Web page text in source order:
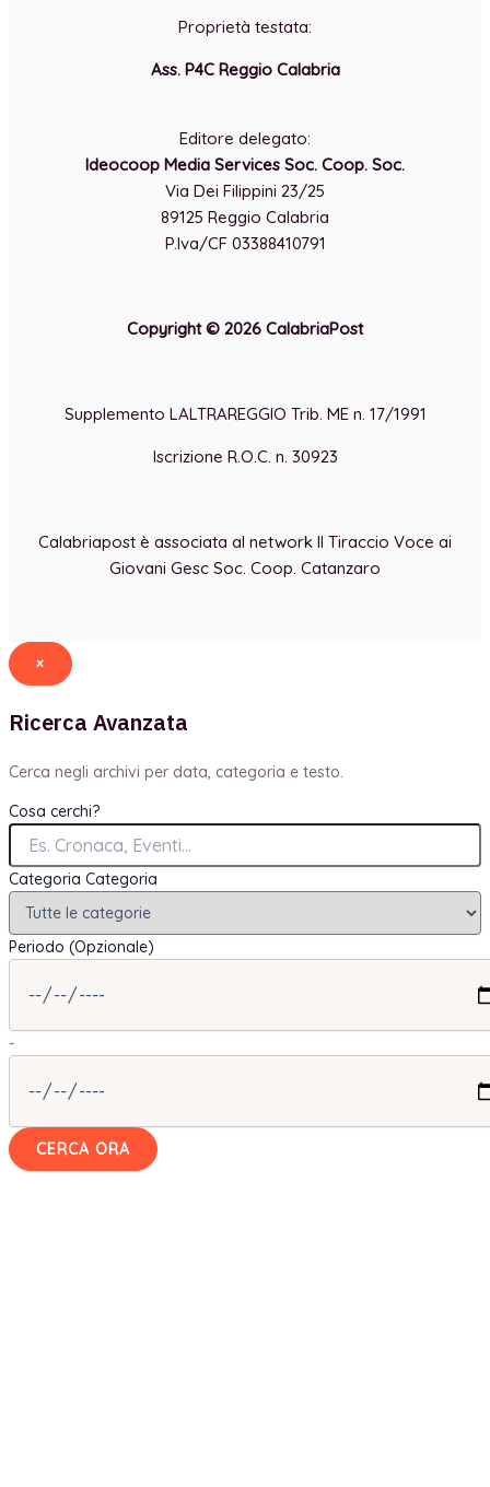
Proprietà testata:
Ass. P4C Reggio Calabria
Editore delegato:
Ideocoop Media Services Soc. Coop. Soc.
Via Dei Filippini 23/25
89125 Reggio Calabria
P.Iva/CF 03388410791
Copyright © 2026 CalabriaPost
Supplemento LALTRAREGGIO Trib. ME n. 17/1991
Iscrizione R.O.C. n. 30923
Calabriapost è associata al network Il Tiraccio Voce ai
Giovani Gesc Soc. Coop. Catanzaro
×
Ricerca Avanzata
Cerca negli archivi per data, categoria e testo.
Cosa cerchi?
Categoria Categoria
Periodo (Opzionale)
-
CERCA ORA